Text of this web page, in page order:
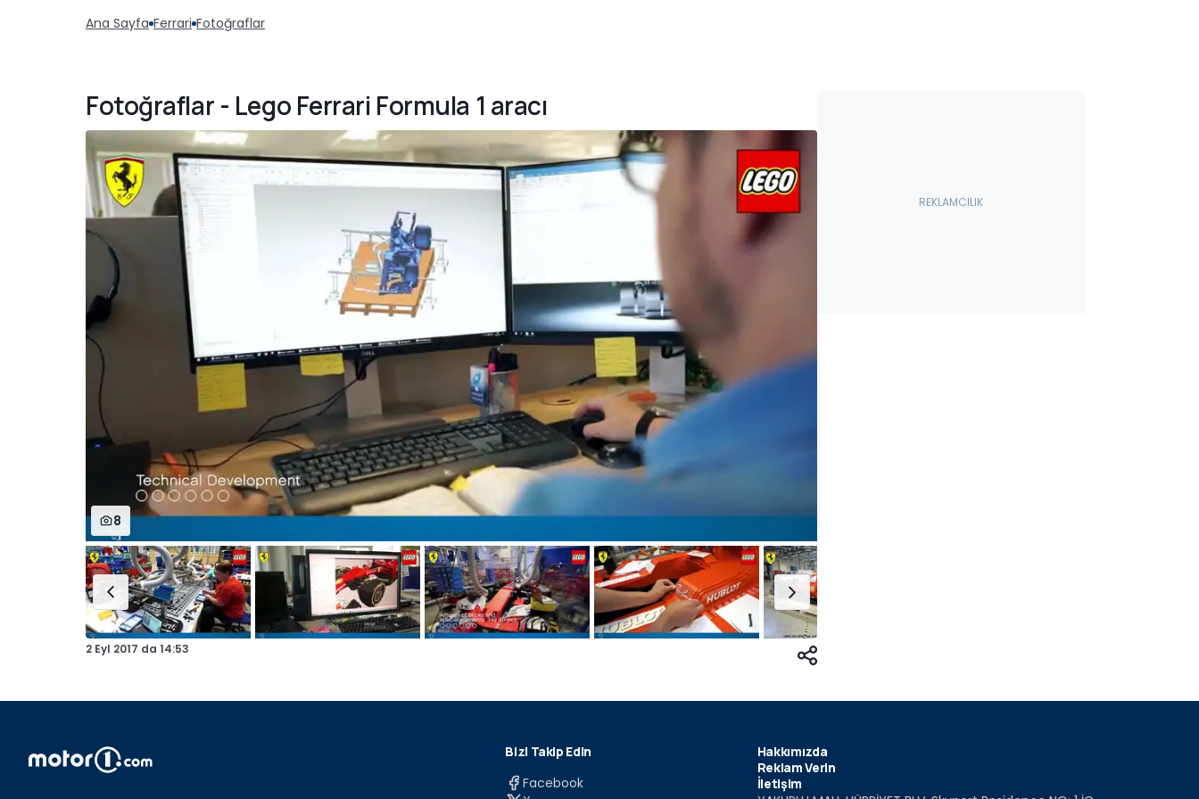
Ana Sayfa Ferrari Fotoğraflar
Fotoğraflar - Lego Ferrari Formula 1 aracı
8
2 Eyl 2017 da 14:53
Bizi Takip Edin
Facebook
Hakkımızda
Reklam Verin
İletişim